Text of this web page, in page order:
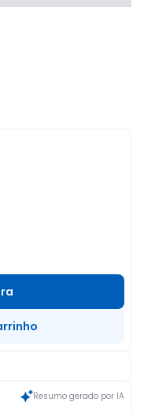
Resumo gerado por IA